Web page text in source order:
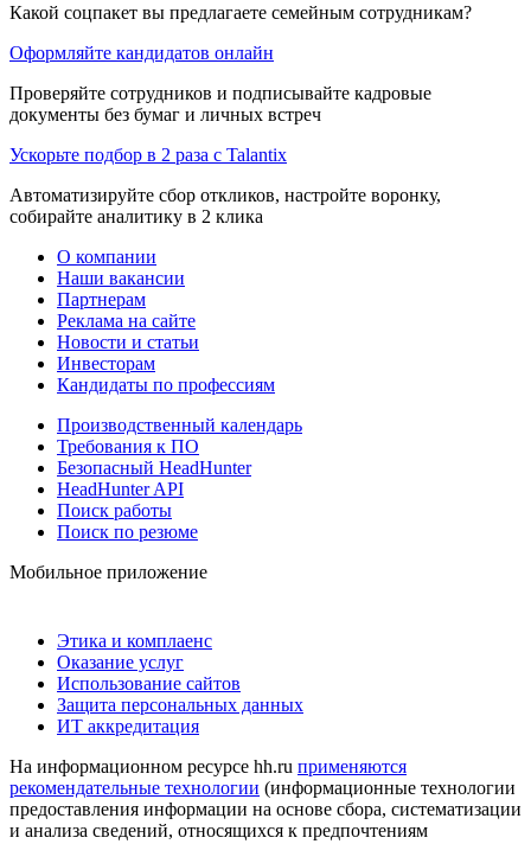
Какой соцпакет вы предлагаете семейным сотрудникам?
Оформляйте кандидатов онлайн
Проверяйте сотрудников и подписывайте кадровые
документы без бумаг и личных встреч
Ускорьте подбор в 2 раза с Talantix
Автоматизируйте сбор откликов, настройте воронку,
собирайте аналитику в 2 клика
О компании
Наши вакансии
Партнерам
Реклама на сайте
Новости и статьи
Инвесторам
Кандидаты по профессиям
Производственный календарь
Требования к ПО
Безопасный HeadHunter
HeadHunter API
Поиск работы
Поиск по резюме
Мобильное приложение
Этика и комплаенс
Оказание услуг
Использование сайтов
Защита персональных данных
ИТ аккредитация
На информационном ресурсе hh.ru применяются
рекомендательные технологии (информационные технологии
предоставления информации на основе сбора, систематизации
и анализа сведений, относящихся к предпочтениям